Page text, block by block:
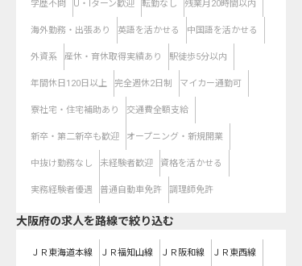
学歴不問 U・Iターン歓迎 転勤なし 残業月20時間以内
海外勤務・出張あり 英語を活かせる 中国語を活かせる
外資系 産休・育休取得実績あり 駅徒歩5分以内
年間休日120日以上 完全週休2日制 マイカー通勤可
寮社宅・住宅補助あり 交通費全額支給
新卒・第二新卒も歓迎 オープニング・新規開業
中抜け勤務なし 未経験者歓迎 資格を活かせる
実務経験者優遇 普通自動車免許 調理師免許
大阪府の求人を路線で絞り込む
ＪＲ東海道本線 ＪＲ福知山線 ＪＲ阪和線 ＪＲ東西線